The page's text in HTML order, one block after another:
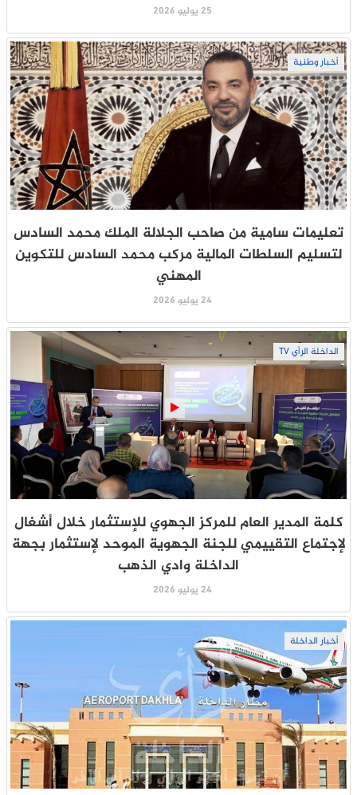
25 يوليو 2026
أخبار وطنية
تعليمات سامية من صاحب الجلالة الملك محمد السادس
لتسليم السلطات المالية مركب محمد السادس للتكوين
المهني
24 يوليو 2026
الداخلة الرأي TV
كلمة المدير العام للمركز الجهوي للإستثمار خلال أشغال
لإجتماع التقييمي للجنة الجهوية الموحد لإستثمار بجهة
الداخلة وادي الذهب
24 يوليو 2026
أخبار الداخلة